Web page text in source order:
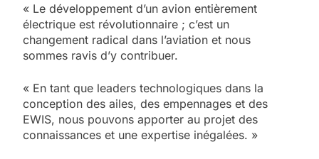
« Le développement d’un avion entièrement
électrique est révolutionnaire ; c’est un
changement radical dans l’aviation et nous
sommes ravis d’y contribuer.
« En tant que leaders technologiques dans la
conception des ailes, des empennages et des
EWIS, nous pouvons apporter au projet des
connaissances et une expertise inégalées. »